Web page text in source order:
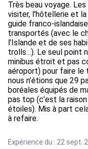
Très beau voyage.
visiter, l'hôtellerie et
guide franco-
transportés (avec le
l’Islande et de ses
trolls…). Le seul point
minibus étroit et pas
aéroport) pour faire le
nous n’étions que 29
boréales équipés de
pas top (c’est la
étoiles). Mis à part
à refaire.
Expérience du : 22 sept.